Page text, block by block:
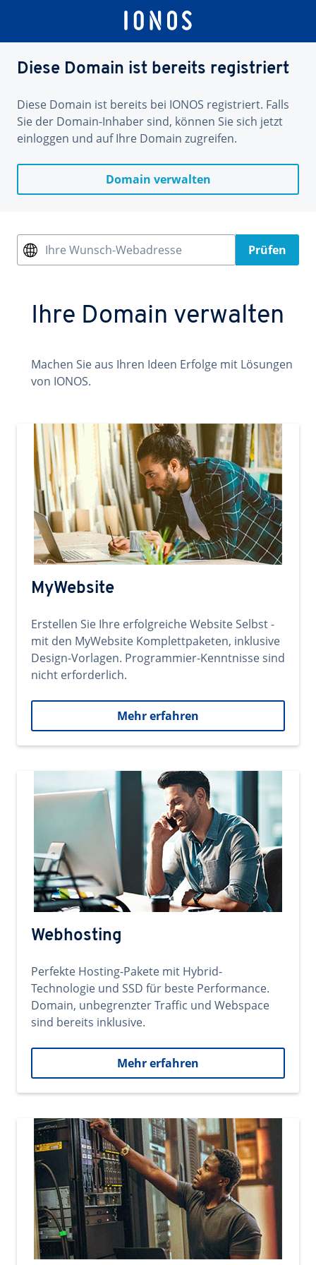
Diese Domain ist bereits registriert
Diese Domain ist bereits bei IONOS registriert. Falls
Sie der Domain-Inhaber sind, können Sie sich jetzt
einloggen und auf Ihre Domain zugreifen.
Domain verwalten
Ihre Wunsch-Webadresse Prüfen
Ihre Domain verwalten
Machen Sie aus Ihren Ideen Erfolge mit Lösungen
von IONOS.
MyWebsite
Erstellen Sie Ihre erfolgreiche Website Selbst -
mit den MyWebsite Komplettpaketen, inklusive
Design-Vorlagen. Programmier-Kenntnisse sind
nicht erforderlich.
Mehr erfahren
Webhosting
Perfekte Hosting-Pakete mit Hybrid-
Technologie und SSD für beste Performance.
Domain, unbegrenzter Traffic und Webspace
sind bereits inklusive.
Mehr erfahren